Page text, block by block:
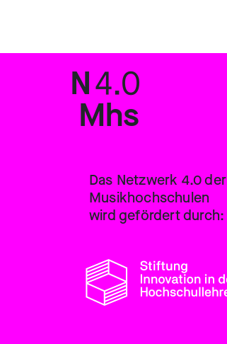
N 4.0
Mhs
Das Netzwerk 4.0 der
Musik­hochschulen
wird gefördert durch: